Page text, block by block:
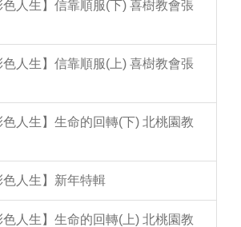
人生】信靠順服(下) 喜樹教會張
人生】信靠順服(上) 喜樹教會張
人生】生命的回轉(下) 北桃園教
人生】新年特輯
人生】生命的回轉(上) 北桃園教